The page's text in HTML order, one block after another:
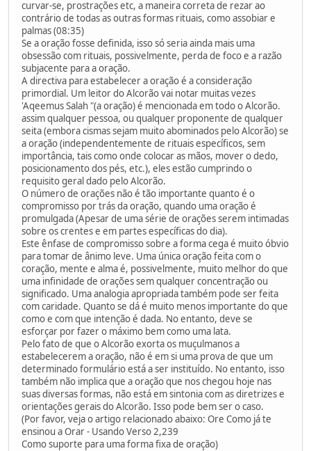
curvar-se, prostrações etc, a maneira correta de rezar ao
contrário de todas as outras formas rituais, como assobiar e
palmas (08:35)
Se a oração fosse definida, isso só seria ainda mais uma
obsessão com rituais, possivelmente, perda de foco e a razão
subjacente para a oração.
A directiva para estabelecer a oração é a consideração
primordial. Um leitor do Alcorão vai notar muitas vezes
'Aqeemus Salah "(a oração) é mencionada em todo o Alcorão.
assim qualquer pessoa, ou qualquer proponente de qualquer
seita (embora cismas sejam muito abominados pelo Alcorão) se
a oração (independentemente de rituais específicos, sem
importância, tais como onde colocar as mãos, mover o dedo,
posicionamento dos pés, etc.), eles estão cumprindo o
requisito geral dado pelo Alcorão.
O número de orações não é tão importante quanto é o
compromisso por trás da oração, quando uma oração é
promulgada (Apesar de uma série de orações serem intimadas
sobre os crentes e em partes específicas do dia).
Este ênfase de compromisso sobre a forma cega é muito óbvio
para tomar de ânimo leve. Uma única oração feita com o
coração, mente e alma é, possivelmente, muito melhor do que
uma infinidade de orações sem qualquer concentração ou
significado. Uma analogia apropriada também pode ser feita
com caridade. Quanto se dá é muito menos importante do que
como e com que intenção é dada. No entanto, deve se
esforçar por fazer o máximo bem como uma lata.
Pelo fato de que o Alcorão exorta os muçulmanos a
estabelecerem a oração, não é em si uma prova de que um
determinado formulário está a ser instituído. No entanto, isso
também não implica que a oração que nos chegou hoje nas
suas diversas formas, não está em sintonia com as diretrizes e
orientações gerais do Alcorão. Isso pode bem ser o caso.
(Por favor, veja o artigo relacionado abaixo: Ore Como já te
ensinou a Orar - Usando Verso 2,239
Como suporte para uma forma fixa de oração)